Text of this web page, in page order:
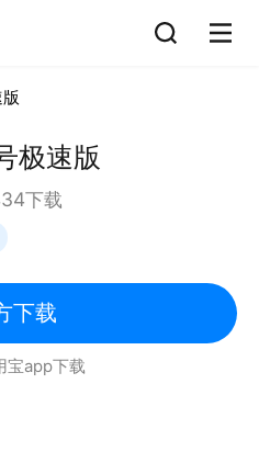
极速版
下载
下载
宝app下载